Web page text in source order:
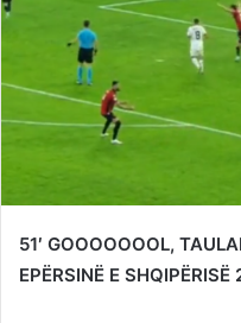
51′ GOOOOOOOL,
EPËRSINË E SHQIPËRISË